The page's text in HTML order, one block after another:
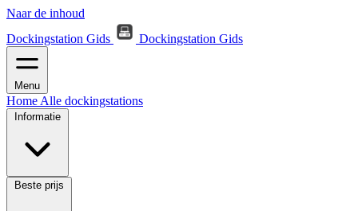
Naar de inhoud
Dockingstation Gids
Dockingstation Gids
Menu
Home Alle dockingstations
Informatie
Beste prijs